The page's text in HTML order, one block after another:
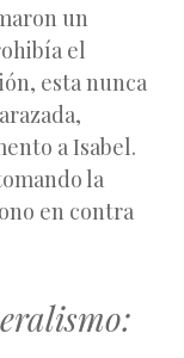
un
el
esta nunca
a Isabel.
la
en contra